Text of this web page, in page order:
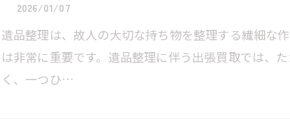
2026/01/07
遺品整理は、故人の大切な持ち物を整理する繊細な
は非常に重要です。遺品整理に伴う出張買取では、
く、一つひ…